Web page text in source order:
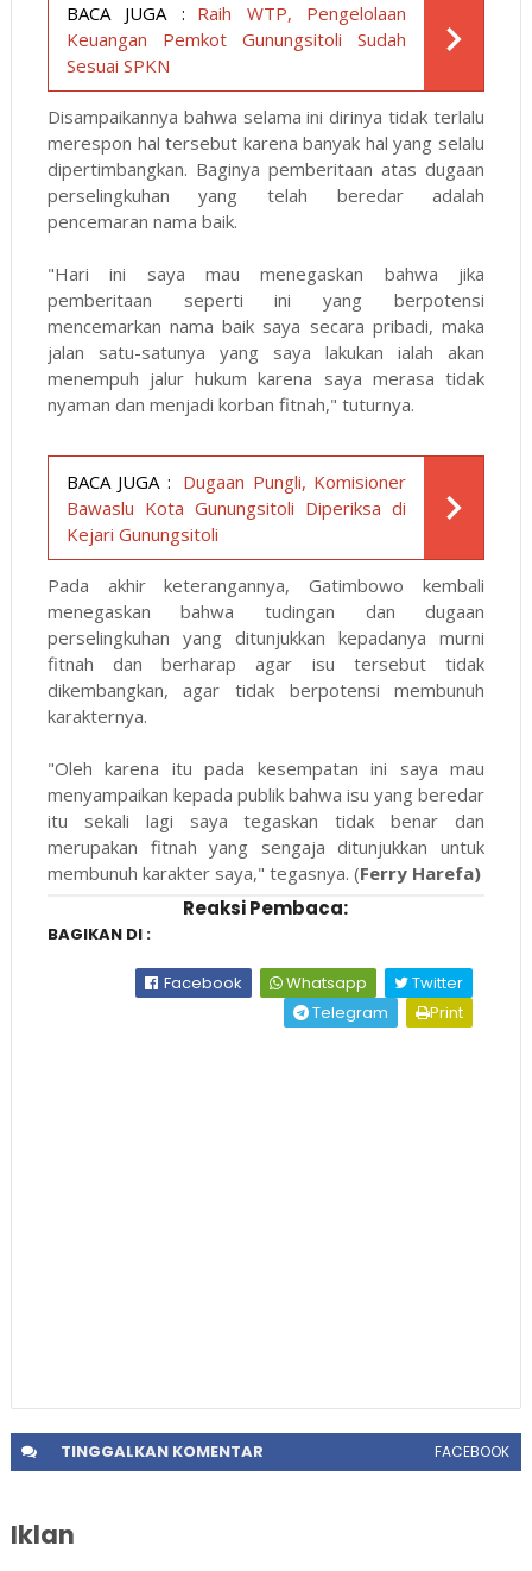
BACA JUGA : Raih WTP, Pengelolaan
Keuangan Pemkot Gunungsitoli Sudah
Sesuai SPKN
Disampaikannya bahwa selama ini dirinya tidak terlalu
merespon hal tersebut karena banyak hal yang selalu
dipertimbangkan. Baginya pemberitaan atas dugaan
perselingkuhan yang telah beredar adalah
pencemaran nama baik.
"Hari ini saya mau menegaskan bahwa jika
pemberitaan seperti ini yang berpotensi
mencemarkan nama baik saya secara pribadi, maka
jalan satu-satunya yang saya lakukan ialah akan
menempuh jalur hukum karena saya merasa tidak
nyaman dan menjadi korban fitnah," tuturnya.
BACA JUGA : Dugaan Pungli, Komisioner
Bawaslu Kota Gunungsitoli Diperiksa di
Kejari Gunungsitoli
Pada akhir keterangannya, Gatimbowo kembali
menegaskan bahwa tudingan dan dugaan
perselingkuhan yang ditunjukkan kepadanya murni
fitnah dan berharap agar isu tersebut tidak
dikembangkan, agar tidak berpotensi membunuh
karakternya.
"Oleh karena itu pada kesempatan ini saya mau
menyampaikan kepada publik bahwa isu yang beredar
itu sekali lagi saya tegaskan tidak benar dan
merupakan fitnah yang sengaja ditunjukkan untuk
membunuh karakter saya," tegasnya. (Ferry Harefa)
Reaksi Pembaca:
BAGIKAN DI :
Facebook Whatsapp
Twitter
Telegram
Print
TINGGALKANKOMENTAR FACEBOOK
Iklan